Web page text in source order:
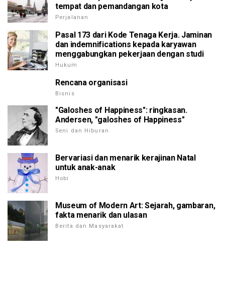
tempat dan pemandangan kota
Perjalanan
Pasal 173 dari Kode Tenaga Kerja. Jaminan
dan indemnifications kepada karyawan
menggabungkan pekerjaan dengan studi
Hukum
Rencana organisasi
Bisnis
"Galoshes of Happiness": ringkasan.
Andersen, "galoshes of Happiness"
Seni dan Hiburan
Bervariasi dan menarik kerajinan Natal
untuk anak-anak
Hobi
Museum of Modern Art: Sejarah, gambaran,
fakta menarik dan ulasan
Berita dan Masyarakat